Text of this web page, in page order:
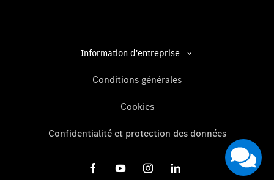
Information d'entreprise
Conditions générales
Cookies
Confidentialité et protection des données